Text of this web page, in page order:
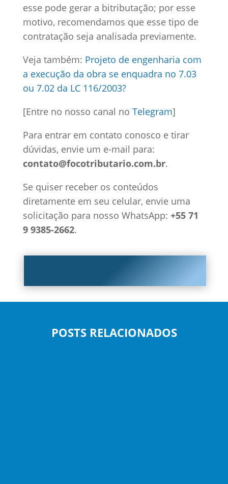
esse pode gerar a bitributação; por esse
motivo, recomendamos que esse tipo de
contratação seja analisada previamente.
Veja também: Projeto de engenharia com
a execução da obra se enquadra no 7.03
ou 7.02 da LC 116/2003?
[Entre no nosso canal no Telegram]
Para entrar em contato conosco e tirar
dúvidas, envie um e-mail para:
contato@focotributario.com.br.
Se quiser receber os conteúdos
diretamente em seu celular, envie uma
solicitação para nosso WhatsApp: +55 71
9 9385-2662.
POSTS RELACIONADOS